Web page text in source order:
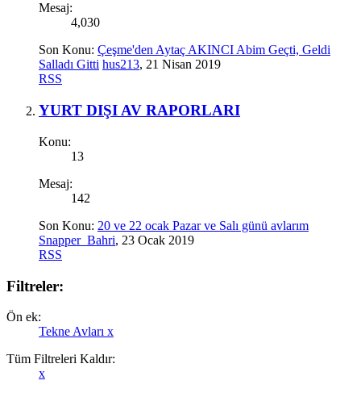
Mesaj:
4,030
Son Konu: Çeşme'den Aytaç AKINCI Abim Geçti, Geldi
Salladı Gitti hus213, 21 Nisan 2019
RSS
YURT DIŞI AV RAPORLARI
Konu:
13
Mesaj:
142
Son Konu: 20 ve 22 ocak Pazar ve Salı günü avlarım
Snapper_Bahri, 23 Ocak 2019
RSS
Filtreler:
Ön ek:
Tekne Avları x
Tüm Filtreleri Kaldır:
x